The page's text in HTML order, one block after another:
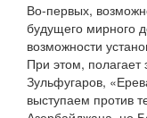
Во-первых,
будущего мирного
возможности
При этом,
Зульфугаров,
выступаем против